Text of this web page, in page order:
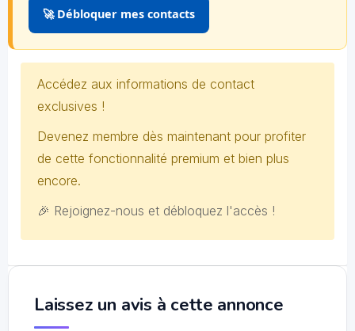
🚀 Débloquer mes contacts
Accédez aux informations de contact
exclusives !
Devenez membre dès maintenant pour profiter
de cette fonctionnalité premium et bien plus
encore.
🎉 Rejoignez-nous et débloquez l'accès !
Laissez un avis à cette annonce